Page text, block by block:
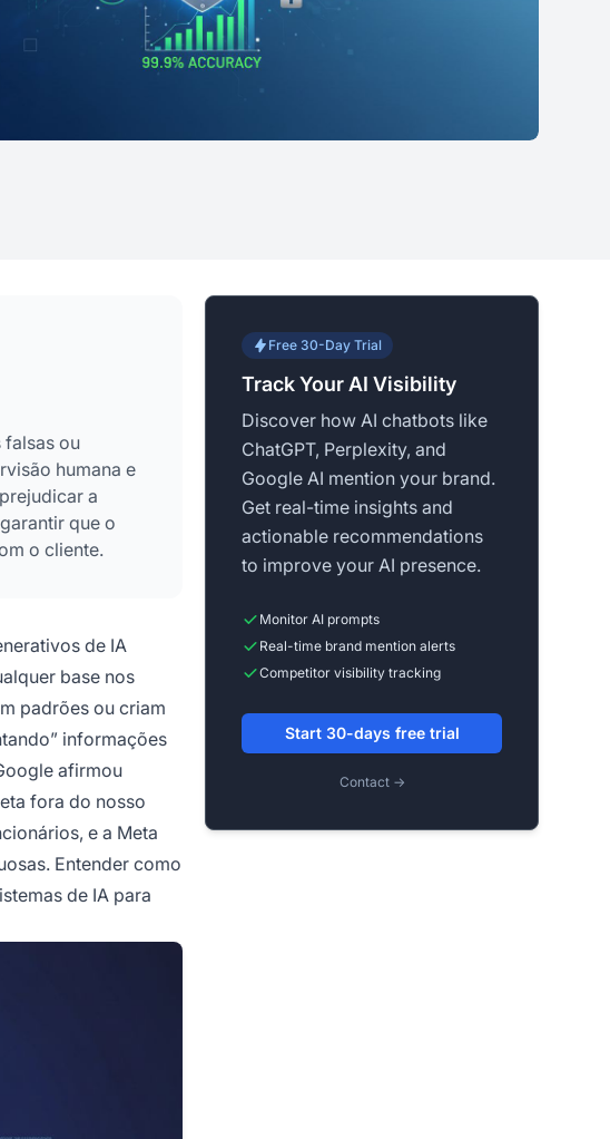
falsas ou
humana e
a
que o
o cliente.
de IA
base nos
padrões ou criam
informações
afirmou
fora do nosso
e a Meta
Entender como
de IA para
Free 30-Day Trial
Track Your AI Visibility
Discover how AI chatbots like
ChatGPT, Perplexity, and
Google AI mention your brand.
Get real-time insights and
actionable recommendations
to improve your AI presence.
Monitor AI prompts
Real-time brand mention alerts
Competitor visibility tracking
Start 30-days free trial
Contact →